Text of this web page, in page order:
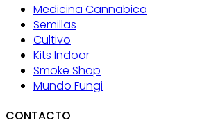
Medicina Cannabica
Semillas
Cultivo
Kits Indoor
Smoke Shop
Mundo Fungi
CONTACTO